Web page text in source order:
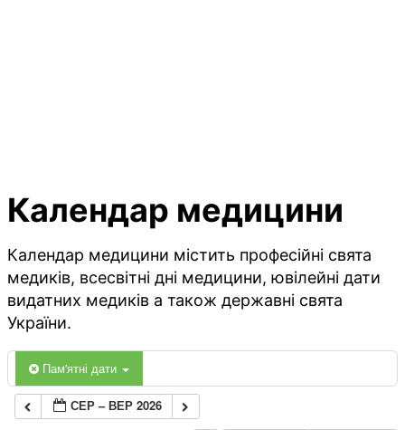
Календар медицини
Календар медицини містить професійні свята
медиків, всесвітні дні медицини, ювілейні дати
видатних медиків а також державні свята
України.
Пам'ятні дати
СЕР – ВЕР 2026